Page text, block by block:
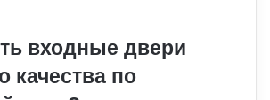
входные двери
качества по